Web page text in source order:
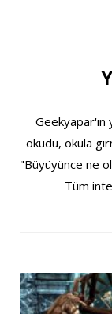
Geekyapar'ın
okudu, okula
"Büyüyünce ne
Tüm